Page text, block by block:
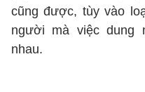
cũng được, tùy vào
người mà việc dung
nhau.